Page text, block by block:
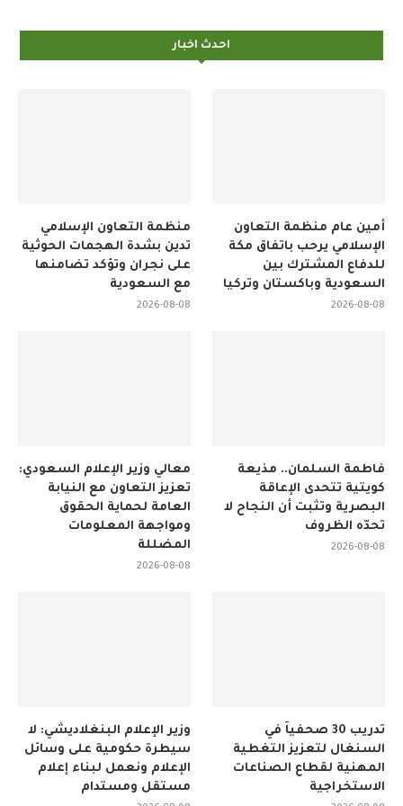
احدث اخبار
منظمة التعاون الإسلامي
تدين بشدة الهجمات الحوثية
على نجران وتؤكد تضامنها
مع السعودية
2026-08-08
أمين عام منظمة التعاون
الإسلامي يرحب باتفاق مكة
للدفاع المشترك بين
السعودية وباكستان وتركيا
2026-08-08
معالي وزير الإعلام السعودي:
تعزيز التعاون مع النيابة
العامة لحماية الحقوق
ومواجهة المعلومات
المضللة
2026-08-08
فاطمة السلمان.. مذيعة
كويتية تتحدى الإعاقة
البصرية وتثبت أن النجاح لا
تحدّه الظروف
2026-08-08
وزير الإعلام البنغلاديشي: لا
سيطرة حكومية على وسائل
الإعلام ونعمل لبناء إعلام
مستقل ومستدام
تدريب 30 صحفياً في
السنغال لتعزيز التغطية
المهنية لقطاع الصناعات
الاستخراجية